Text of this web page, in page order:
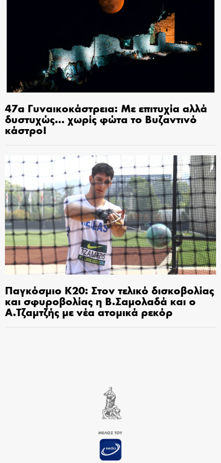
47α Γυναικοκάστρεια: Με επιτυχία αλλά
δυστυχώς… χωρίς φώτα το Βυζαντινό
κάστρο!
Παγκόσμιο Κ20: Στον τελικό δισκοβολίας
και σφυροβολίας η Β.Σαμολαδά και ο
Α.Τζαμτζής με νέα ατομικά ρεκόρ